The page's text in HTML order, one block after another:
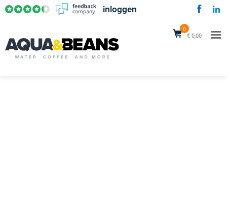
0
€ 0,00
inloggen